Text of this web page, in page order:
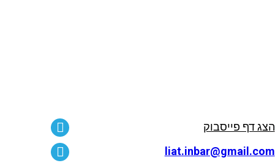
הצג דף פייסבוק
liat.inbar@gmail.com